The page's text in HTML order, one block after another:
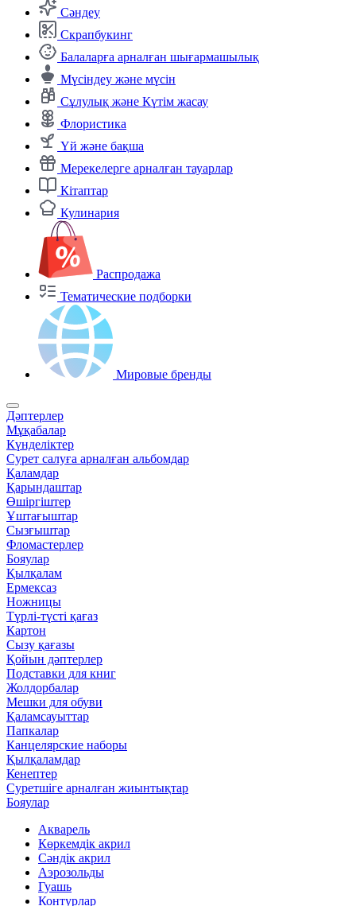
Сәндеу
Скрапбукинг
Балаларға арналған шығармашылық
Мүсіндеу және мүсін
Сұлулық және Күтім жасау
Флористика
Үй және бақша
Мерекелерге арналған тауарлар
Кітаптар
Кулинария
Распродажа
Тематические подборки
Мировые бренды
Дәптерлер
Мұқабалар
Күнделіктер
Сурет салуға арналған альбомдар
Қаламдар
Қарындаштар
Өшіргіштер
Ұштағыштар
Сызғыштар
Фломастерлер
Бояулар
Қылқалам
Ермексаз
Ножницы
Түрлі-түсті қағаз
Картон
Сызу қағазы
Қойын дәптерлер
Подставки для книг
Жолдорбалар
Мешки для обуви
Қаламсауыттар
Папкалар
Канцелярские наборы
Қылқаламдар
Кенептер
Суретшіге арналған жиынтықтар
Бояулар
Акварель
Көркемдік акрил
Сәндік акрил
Аэрозольды
Гуашь
Контурлар